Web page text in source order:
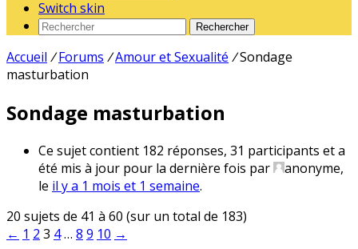
Switch skin
Rechercher
Accueil / Forums /Amour et Sexualité /Sondage
masturbation
Sondage masturbation
Ce sujet contient 182 réponses, 31 participants et a
été mis à jour pour la dernière fois par
anonyme,
le il y a 1 mois et 1 semaine.
20 sujets de 41 à 60 (sur un total de 183)
← 1 2 3 4… 8 9 10 →